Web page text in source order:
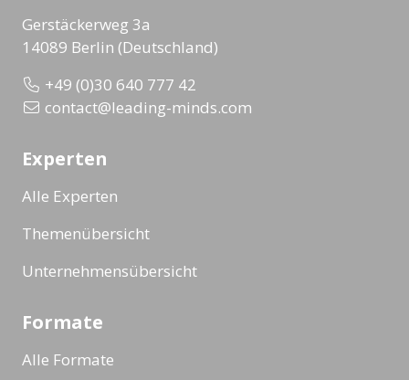
Gerstäckerweg 3a
14089 Berlin (Deutschland)
+49 (0)30 640 777 42
contact@leading-minds.com
Experten
Alle Experten
Themenübersicht
Unternehmensübersicht
Formate
Alle Formate